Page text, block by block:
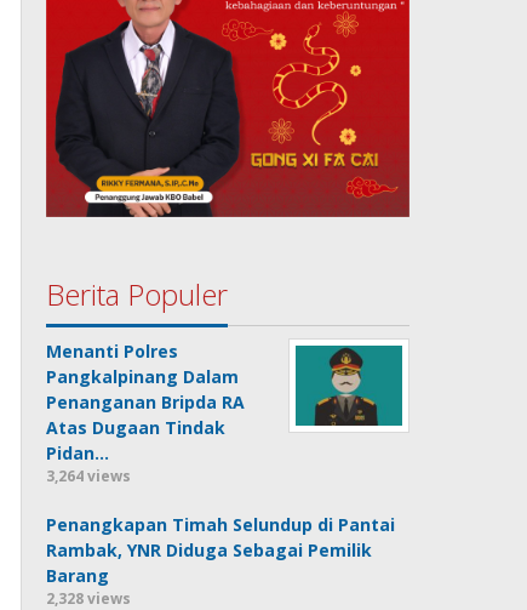
Berita Populer
Menanti Polres
Pangkalpinang Dalam
Penanganan Bripda RA
Atas Dugaan Tindak
Pidan…
3,264 views
Penangkapan Timah Selundup di Pantai
Rambak, YNR Diduga Sebagai Pemilik
Barang
2,328 views